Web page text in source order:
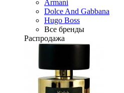
Armani
Dolce And Gabbana
Hugo Boss
Все бренды
Распродажа